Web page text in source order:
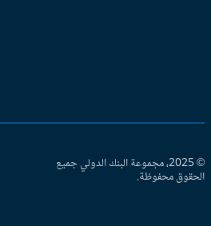
© 2025، مجموعة البنك الدولي جميع
محفوظة.